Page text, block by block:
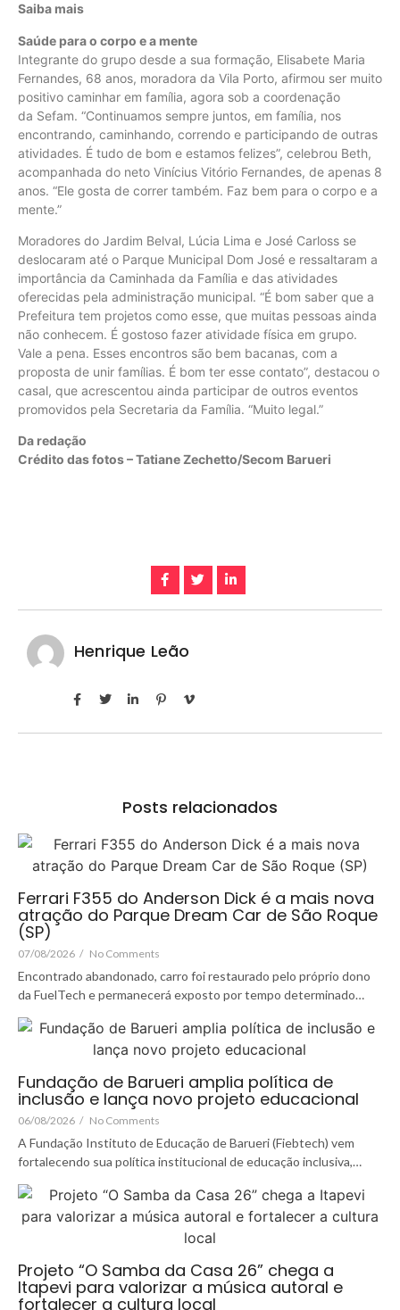
Saiba mais
Saúde para o corpo e a mente
Integrante do grupo desde a sua formação, Elisabete Maria
Fernandes, 68 anos, moradora da Vila Porto, afirmou ser muito
positivo caminhar em família, agora sob a coordenação
da Sefam. “Continuamos sempre juntos, em família, nos
encontrando, caminhando, correndo e participando de outras
atividades. É tudo de bom e estamos felizes”, celebrou Beth,
acompanhada do neto Vinícius Vitório Fernandes, de apenas 8
anos. “Ele gosta de correr também. Faz bem para o corpo e a
mente.”
Moradores do Jardim Belval, Lúcia Lima e José Carloss se
deslocaram até o Parque Municipal Dom José e ressaltaram a
importância da Caminhada da Família e das atividades
oferecidas pela administração municipal. “É bom saber que a
Prefeitura tem projetos como esse, que muitas pessoas ainda
não conhecem. É gostoso fazer atividade física em grupo.
Vale a pena. Esses encontros são bem bacanas, com a
proposta de unir famílias. É bom ter esse contato”, destacou o
casal, que acrescentou ainda participar de outros eventos
promovidos pela Secretaria da Família. “Muito legal.”
Da redação
Crédito das fotos – Tatiane Zechetto/Secom Barueri
Henrique Leão
Posts relacionados
Ferrari F355 do Anderson Dick é a mais nova
atração do Parque Dream Car de São Roque
(SP)
07/08/2026 / No Comments
Encontrado abandonado, carro foi restaurado pelo próprio dono
da FuelTech e permanecerá exposto por tempo determinado…
Fundação de Barueri amplia política de
inclusão e lança novo projeto educacional
06/08/2026 / No Comments
A Fundação Instituto de Educação de Barueri (Fiebtech) vem
fortalecendo sua política institucional de educação inclusiva,…
Projeto “O Samba da Casa 26” chega a
Itapevi para valorizar a música autoral e
fortalecer a cultura local